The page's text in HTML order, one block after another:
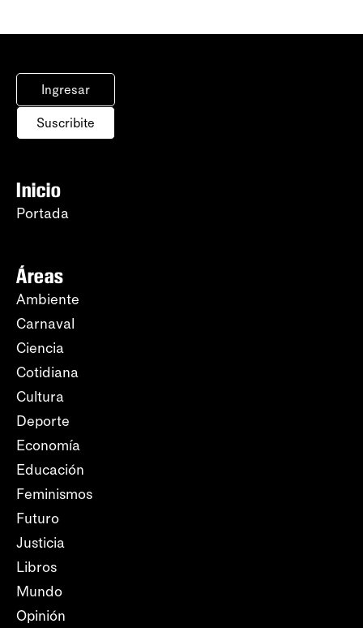
Ingresar
Suscribite
Inicio
Portada
Áreas
Ambiente
Carnaval
Ciencia
Cotidiana
Cultura
Deporte
Economía
Educación
Feminismos
Futuro
Justicia
Libros
Mundo
Opinión